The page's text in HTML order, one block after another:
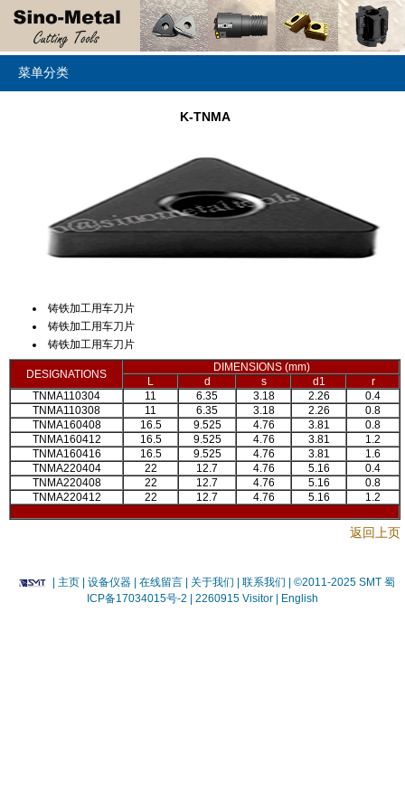
菜单分类
K-TNMA
铸铁加工用车刀片
铸铁加工用车刀片
铸铁加工用车刀片
DESIGNATIONS
DIMENSIONS (mm)
L
d s d1
r
TNMA110304
11 6.35 3.18 2.26
0.4
TNMA110308
11 6.35 3.18 2.26
0.8
TNMA160408
16.5 9.525 4.76 3.81
0.8
TNMA160412
16.5 9.525 4.76 3.81
1.2
TNMA160416
16.5 9.525 4.76 3.81
1.6
TNMA220404
22 12.7 4.76 5.16
0.4
TNMA220408
22 12.7 4.76 5.16
0.8
TNMA220412
22 12.7 4.76 5.16 1.2
返回上页
主页 | 设备仪器 | 在线留言 | 关于我们 | 联系我们 | ©2011-2025 SMT 蜀
ICP备17034015号-2
| 2260915 Visitor | English